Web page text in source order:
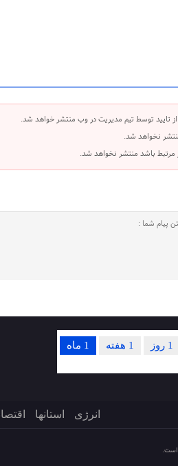
تایید توسط تیم مدیریت در وب منتشر خواهد شد.
نخواهد شد.
مرتبط باشد منتشر نخواهد شد.
1 ماه 1 هفته 1 روز
انرژی استانها
است.